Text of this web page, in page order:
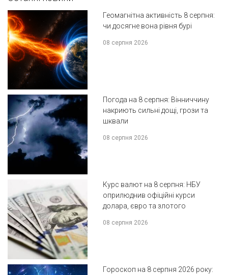
Геомагнітна активність 8 серпня:
чи досягне вона рівня бурі
08 серпня 2026
Погода на 8 серпня: Вінниччину
накриють сильні дощі, грози та
шквали
08 серпня 2026
Курс валют на 8 серпня: НБУ
оприлюднив офіційні курси
долара, євро та злотого
08 серпня 2026
Гороскоп на 8 серпня 2026 року: